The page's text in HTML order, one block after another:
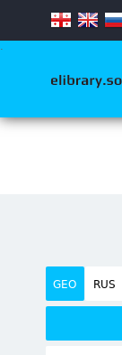
.
GEO RUS